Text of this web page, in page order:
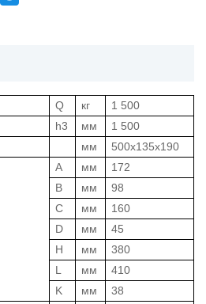
Q кг
1 500
h3 мм
1 500
мм
500x135x190
A мм
172
B
мм
98
C
мм
160
D
мм
45
H
мм
380
L
мм
410
K
мм
38